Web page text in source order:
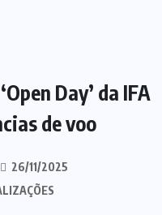
Day’ da IFA
de voo
26/11/2025